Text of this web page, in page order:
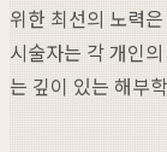
위한 최선의 노력
시술자는 각 개인
는 깊이 있는 해부